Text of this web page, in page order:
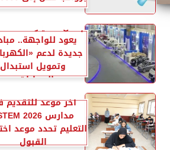
إحلال السيارات
يعود للواجهة..
جديدة لدعم
وتمويل استبدال
السيارات...
آخر موعد
التعليم تحدد موعد
القبول